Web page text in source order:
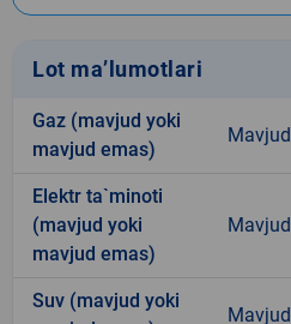
Lot ma’lumotlari
Gaz (mavjud yoki
mavjud emas)
Elektr ta`minoti
(mavjud yoki
mavjud emas)
Mavjud
Suv (mavjud yoki
Mavjud